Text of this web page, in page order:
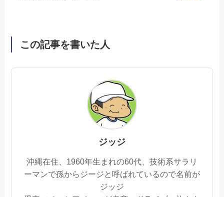
この記事を書いた人
ジッジ
沖縄在住、1960年生まれの60代、技術系サラリ
ーマンで孫からジージと呼ばれているので名前が
ジッジ